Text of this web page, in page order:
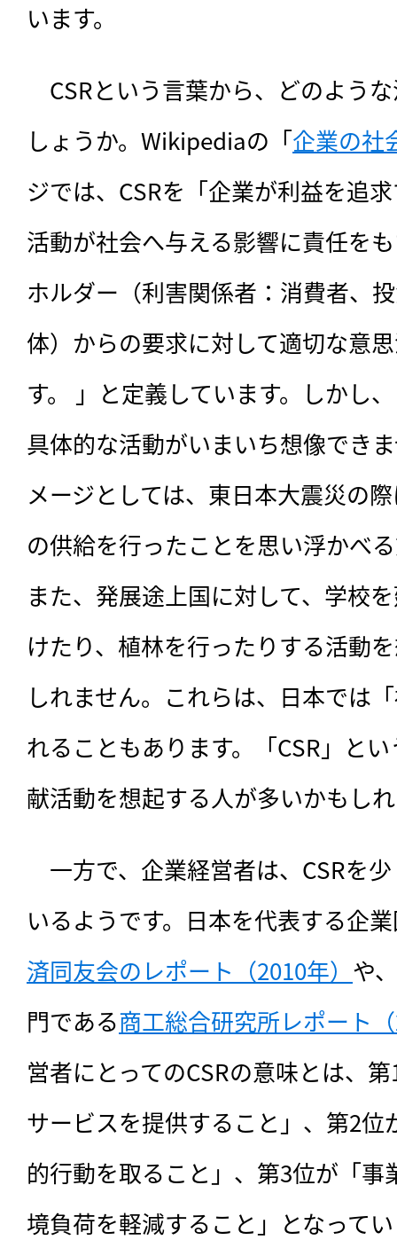
います。
CSRという言葉から、どのよう
しょうか。Wikipediaの「企業の社
ジでは、CSRを「企業が利益を追
活動が社会へ与える影響に責任を
ホルダー（利害関係者：消費者、
体）からの要求に対して適切な意
す。 」と定義しています。しかし
具体的な活動がいまいち想像でき
メージとしては、東日本大震災の
の供給を行ったことを思い浮かべ
また、発展途上国に対して、学校
けたり、植林を行ったりする活動
しれません。これらは、日本では
れることもあります。「CSR」と
献活動を想起する人が多いかもし
一方で、企業経営者は、CSRを
いるようです。日本を代表する企
済同友会のレポート（2010年） や
門である商工総合研究所レポート
営者にとってのCSRの意味とは、
サービスを提供すること」、第2
的行動を取ること」、第3位が「
境負荷を軽減すること」となって